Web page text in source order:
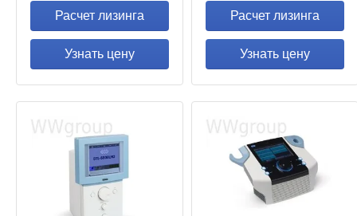
Расчет лизинга
Узнать цену
Расчет лизинга
Узнать цену